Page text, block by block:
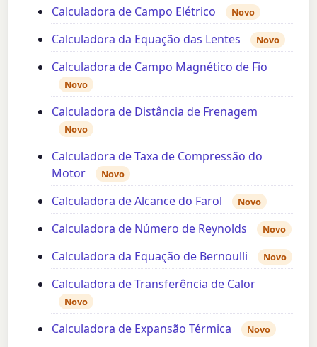
Calculadora de Campo Elétrico Novo
Calculadora da Equação das Lentes Novo
Calculadora de Campo Magnético de Fio
Novo
Calculadora de Distância de Frenagem
Novo
Calculadora de Taxa de Compressão do
Motor
Novo
Calculadora de Alcance do Farol Novo
Calculadora de Número de Reynolds Novo
Calculadora da Equação de Bernoulli Novo
Calculadora de Transferência de Calor
Novo
Calculadora de Expansão Térmica Novo